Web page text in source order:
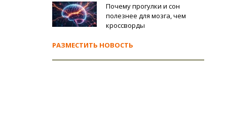
Почему прогулки и сон
полезнее для мозга, чем
кроссворды
РАЗМЕСТИТЬ НОВОСТЬ